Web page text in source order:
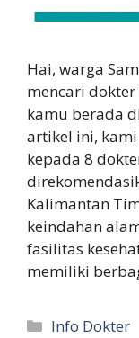
Hai, warga
mencari
kamu berada
artikel ini,
kepada 8
Kalimantan
keindahan
fasilitas
memiliki
Kategori
Info Dokter